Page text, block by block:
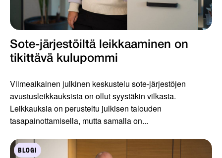
Sote-järjestöiltä leikkaaminen on
tikittävä kulupommi
Viimeaikainen julkinen keskustelu sote-järjestöjen
avustusleikkauksista on ollut syystäkin vilkasta.
Leikkauksia on perusteltu julkisen talouden
tasapainottamisella, mutta samalla on...
BLOGI